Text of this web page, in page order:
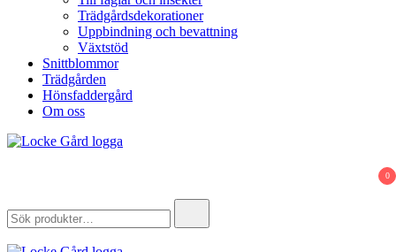
Trädgårdsdekorationer
Uppbindning och bevattning
Växtstöd
Snittblommor
Trädgården
Hönsfaddergård
Om oss
0
for: